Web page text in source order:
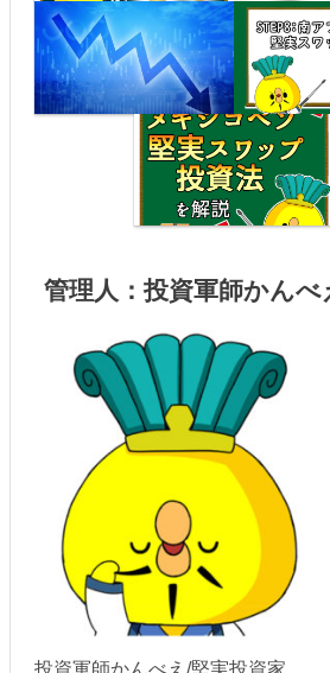
管理人：投資軍師かんべ
投資軍師かんべえ/堅実投資家